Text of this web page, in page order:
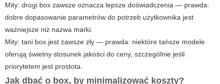
Mity: drogi box zawsze oznacza lepsze doświadczenia — prawda:
dobre dopasowanie parametrów do potrzeb użytkownika jest
ważniejsze niż nazwa marki.
Mity: tani box jest zawsze zły — prawda: niektóre tańsze modele
oferują świetny stosunek jakości do ceny, szczególnie jeśli
priorytetem jest prostota.
Jak dbać o box, by minimalizować koszty?